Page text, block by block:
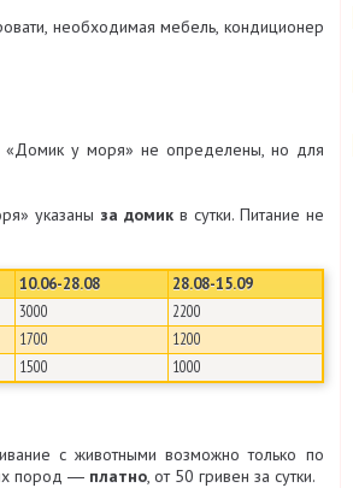
необходимая мебель, кондиционер
у моря» не определены, но для
указаны за домикв сутки. Питание не
10.06-28.08
28.08-15.09
3000
2200
1700
1200
1500 1000
с животными возможно только по
пород ― платно, от 50 гривен за сутки.